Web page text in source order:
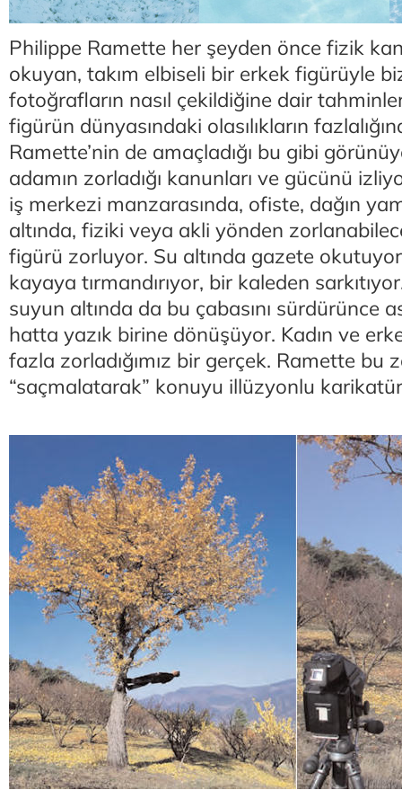
Philippe Ramette her şeyden önce fizik
okuyan, takım elbiseli bir erkek figürüyle
fotoğrafların nasıl çekildiğine dair
figürün dünyasındaki olasılıkların
Ramette’nin de amaçladığı bu gibi
adamın zorladığı kanunları ve gücünü
iş merkezi manzarasında, ofiste, dağın
altında, fiziki veya akli yönden
figürü zorluyor. Su altında gazete
kayaya tırmandırıyor, bir kaleden
suyun altında da bu çabasını sürdürünce
hatta yazık birine dönüşüyor. Kadın ve
fazla zorladığımız bir gerçek. Ramette bu
“saçmalatarak” konuyu illüzyonlu